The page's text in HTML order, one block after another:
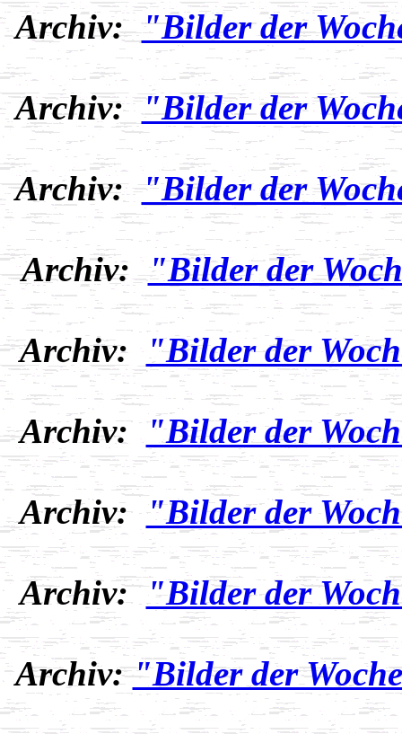
Archiv:"Bilder der
Archiv:"Bilder der
Archiv:"Bilder der
Archiv:"Bilder der
Archiv: "Bilder der
Archiv: "Bilder der
Archiv: "Bilder der
Archiv:"Bilder der
Archiv:"Bilder der